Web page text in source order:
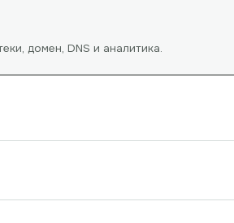
домен, DNS и аналитика.